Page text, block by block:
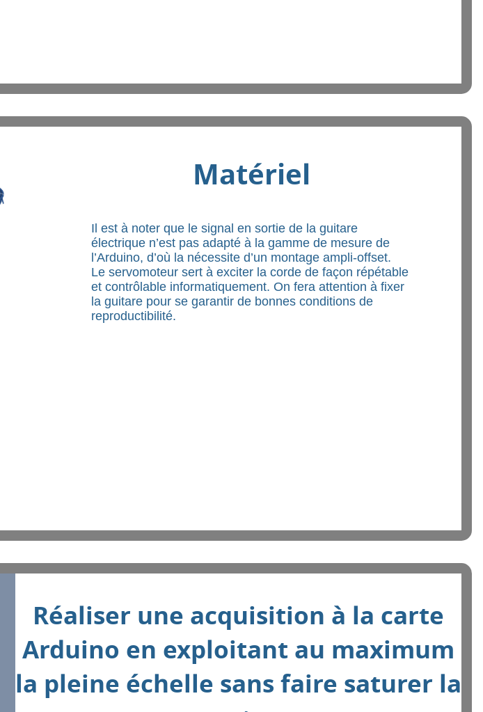
Matériel
Il est à noter que le signal en sortie de la guitare
électrique n’est pas adapté à la gamme de mesure de
l’Arduino, d’où la nécessite d’un montage ampli-offset.
Le servomoteur sert à exciter la corde de façon répétable
et contrôlable informatiquement. On fera attention à fixer
la guitare pour se garantir de bonnes conditions de
reproductibilité.
Réaliser une acquisition à la carte
Arduino en exploitant au maximum
la pleine échelle sans faire saturer la